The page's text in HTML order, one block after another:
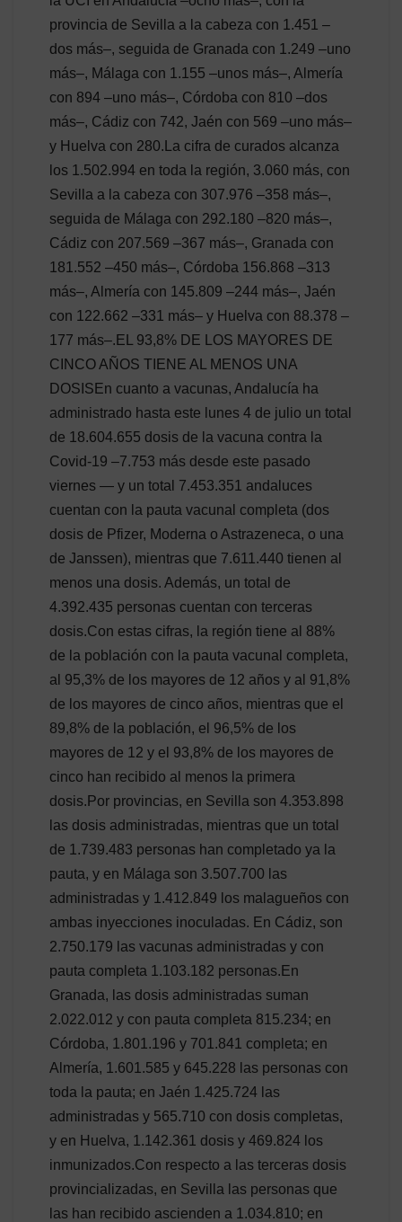
provincia de Sevilla a la cabeza con 1.451 –
dos más–, seguida de Granada con 1.249 –uno
más–, Málaga con 1.155 –unos más–, Almería
con 894 –uno más–, Córdoba con 810 –dos
más–, Cádiz con 742, Jaén con 569 –uno más–
y Huelva con 280.La cifra de curados alcanza
los 1.502.994 en toda la región, 3.060 más, con
Sevilla a la cabeza con 307.976 –358 más–,
seguida de Málaga con 292.180 –820 más–,
Cádiz con 207.569 –367 más–, Granada con
181.552 –450 más–, Córdoba 156.868 –313
más–, Almería con 145.809 –244 más–, Jaén
con 122.662 –331 más– y Huelva con 88.378 –
177 más–.EL 93,8% DE LOS MAYORES DE
CINCO AÑOS TIENE AL MENOS UNA
DOSISEn cuanto a vacunas, Andalucía ha
administrado hasta este lunes 4 de julio un total
de 18.604.655 dosis de la vacuna contra la
Covid-19 –7.753 más desde este pasado
viernes — y un total 7.453.351 andaluces
cuentan con la pauta vacunal completa (dos
dosis de Pfizer, Moderna o Astrazeneca, o una
de Janssen), mientras que 7.611.440 tienen al
menos una dosis. Además, un total de
4.392.435 personas cuentan con terceras
dosis.Con estas cifras, la región tiene al 88%
de la población con la pauta vacunal completa,
al 95,3% de los mayores de 12 años y al 91,8%
de los mayores de cinco años, mientras que el
89,8% de la población, el 96,5% de los
mayores de 12 y el 93,8% de los mayores de
cinco han recibido al menos la primera
dosis.Por provincias, en Sevilla son 4.353.898
las dosis administradas, mientras que un total
de 1.739.483 personas han completado ya la
pauta, y en Málaga son 3.507.700 las
administradas y 1.412.849 los malagueños con
ambas inyecciones inoculadas. En Cádiz, son
2.750.179 las vacunas administradas y con
pauta completa 1.103.182 personas.En
Granada, las dosis administradas suman
2.022.012 y con pauta completa 815.234; en
Córdoba, 1.801.196 y 701.841 completa; en
Almería, 1.601.585 y 645.228 las personas con
toda la pauta; en Jaén 1.425.724 las
administradas y 565.710 con dosis completas,
y en Huelva, 1.142.361 dosis y 469.824 los
inmunizados.Con respecto a las terceras dosis
provincializadas, en Sevilla las personas que
las han recibido ascienden a 1.034.810; en